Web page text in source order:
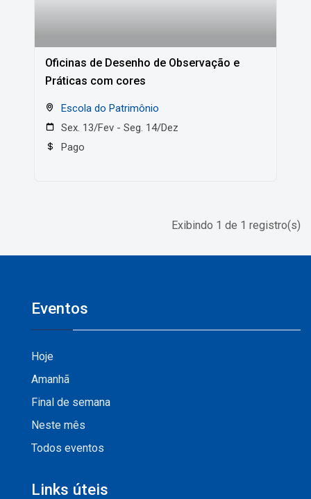
Oficinas de Desenho de Observação e
Práticas com cores
Escola do Patrimônio
Sex. 13/Fev - Seg. 14/Dez
Pago
Exibindo 1 de 1 registro(s)
Eventos
Hoje
Amanhã
Final de semana
Neste mês
Todos eventos
Links úteis